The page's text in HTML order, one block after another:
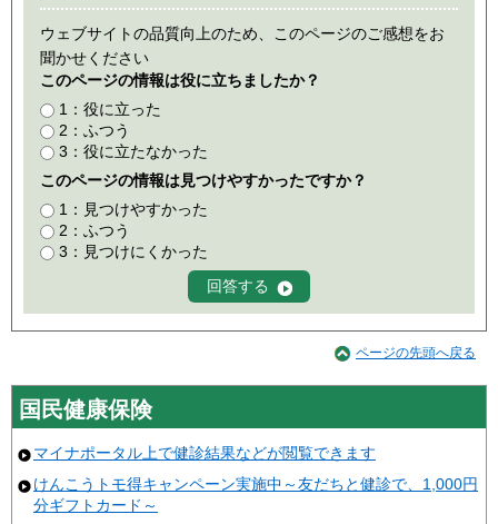
ウェブサイトの品質向上のため、このページのご感想をお
聞かせください
このページの情報は役に立ちましたか？
1：役に立った
2：ふつう
3：役に立たなかった
このページの情報は見つけやすかったですか？
1：見つけやすかった
2：ふつう
3：見つけにくかった
ページの先頭へ戻る
国民健康保険
マイナポータル上で健診結果などが閲覧できます
けんこうトモ得キャンペーン実施中～友だちと健診で、1,000円
分ギフトカード～